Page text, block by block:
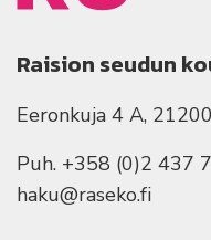
Raision seudun
Eeronkuja 4 A,
Puh. +358 (0)2 437
haku@raseko.fi